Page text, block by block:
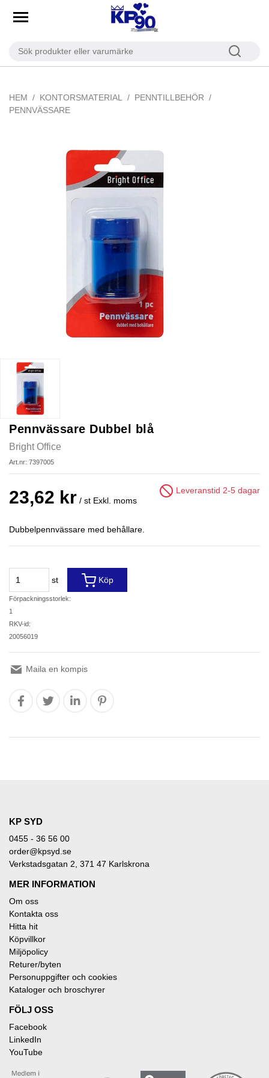
HEM KONTORSMATERIAL
PENNTILLBEHÖR
PENNVÄSSARE
Pennvässare Dubbel blå
Bright Office
Art.nr: 7397005
23,62 kr / st Exkl. moms
Leveranstid 2-5 dagar
Dubbelpennvässare med behållare.
st
Förpackningsstorlek:
1
RKV-id:
20056019
Köp
Maila en kompis
KP SYD
0455 - 36 56 00
order@kpsyd.se
Verkstadsgatan 2, 371 47 Karlskrona
MER INFORMATION
Om oss
Kontakta oss
Hitta hit
Köpvillkor
Miljöpolicy
Returer/byten
Personuppgifter och cookies
Kataloger och broschyrer
FÖLJ OSS
Facebook
LinkedIn
YouTube